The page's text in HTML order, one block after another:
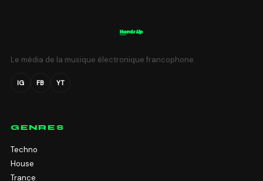
Le média de la musique électronique francophone.
IG FB YT
GENRES
Techno
House
Trance